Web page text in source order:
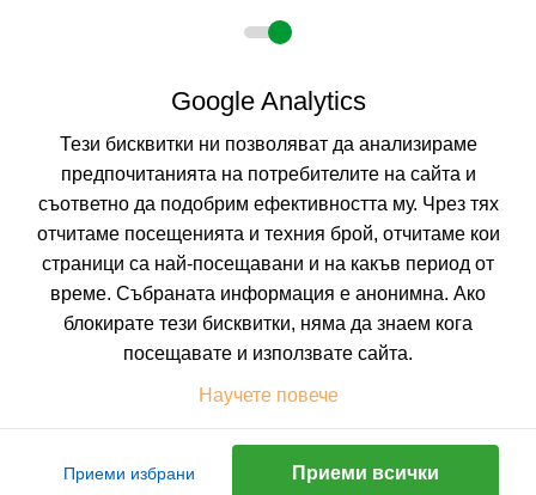
Не изпускайте нито една оферта!
Искате да получавате първи най-новите и най-
добрите ни предложения и специални
отстъпки?
Абонирайте се за нашия бюлетин сега !
Абонирай ме
Google Analytics
Тези бисквитки ни позволяват да анализираме
предпочитанията на потребителите на сайта и
съответно да подобрим ефективността му. Чрез тях
отчитаме посещенията и техния брой, отчитаме кои
страници са най-посещавани и на какъв период от
време. Събраната информация е анонимна. Ако
блокирате тези бисквитки, няма да знаем кога
посещавате и използвате сайта.
Научете повече
Приеми избрани Приеми всички